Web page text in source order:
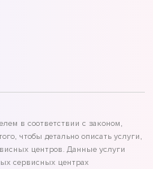
в соответствии с законом,
чтобы детально описать услуги,
центров. Данные услуги
сервисных центрах